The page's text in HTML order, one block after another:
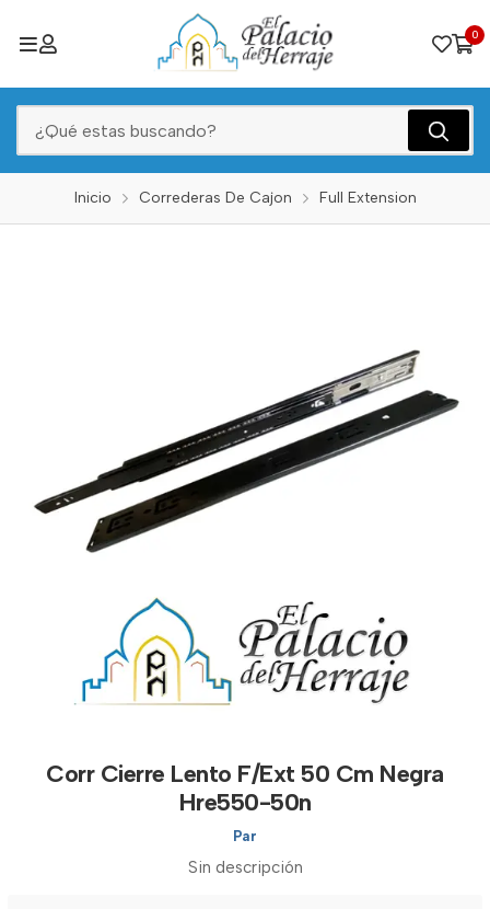
0
Inicio Correderas De Cajon Full Extension
Corr Cierre Lento F/Ext 50 Cm Negra
Hre550-50n
Par
Sin descripción